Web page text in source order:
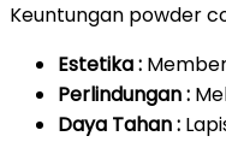
Keuntungan powder
Estetika :
Perlindungan :
Daya Tahan :